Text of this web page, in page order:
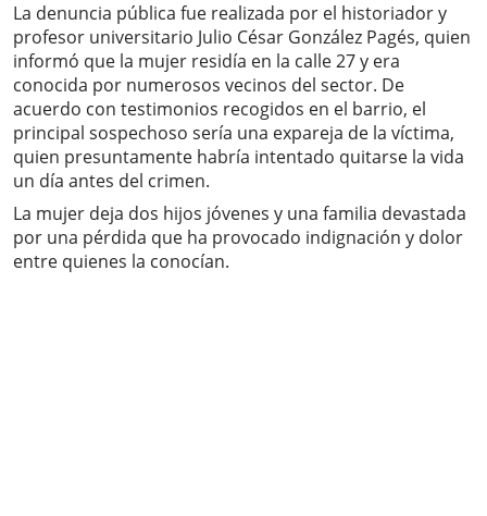
La denuncia pública fue realizada por el historiador y
profesor universitario Julio César González Pagés, quien
informó que la mujer residía en la calle 27 y era
conocida por numerosos vecinos del sector. De
acuerdo con testimonios recogidos en el barrio, el
principal sospechoso sería una expareja de la víctima,
quien presuntamente habría intentado quitarse la vida
un día antes del crimen.
La mujer deja dos hijos jóvenes y una familia devastada
por una pérdida que ha provocado indignación y dolor
entre quienes la conocían.